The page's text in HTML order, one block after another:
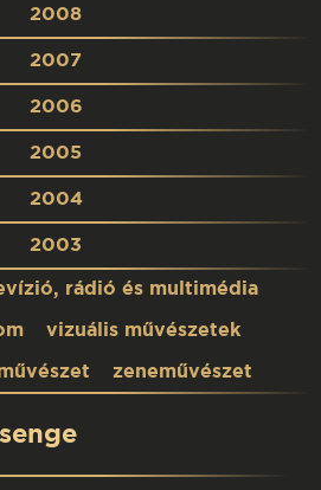
2008
2007
2006
2005
2004
2003
rádió és multimédia
vizuális művészetek
zeneművészet